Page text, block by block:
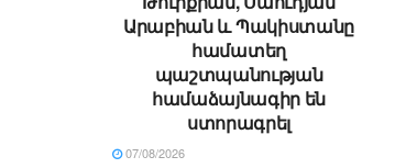
Արաբիան և Պակիստանը
համատեղ
պաշտպանության
համաձայնագիր են
ստորագրել
07/08/2026